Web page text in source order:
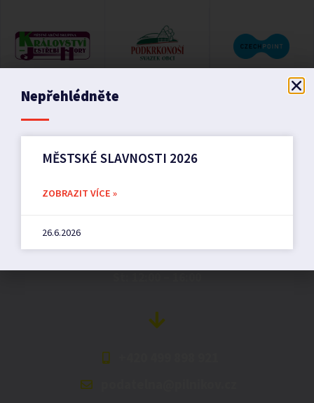
Nepřehlédněte
MĚSTSKÉ SLAVNOSTI 2026
ZOBRAZIT VÍCE »
26.6.2026